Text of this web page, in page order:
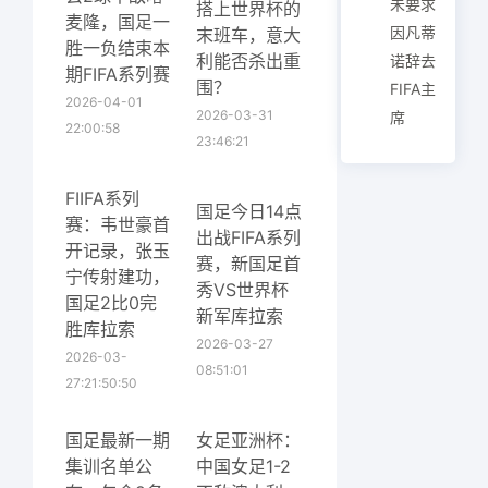
麦隆，国足一
胜一负结束本
期FIFA系列赛
2026-04-01
22:00:58
搭上世界杯的
末班车，意大
利能否杀出重
围？
2026-03-31
23:46:21
FIIFA系列
赛：韦世豪首
开记录，张玉
宁传射建功，
国足2比0完
胜库拉索
2026-03-
27:21:50:50
国足今日14点
出战FIFA系列
赛，新国足首
秀VS世界杯
新军库拉索
2026-03-27
08:51:01
国足最新一期
集训名单公
女足亚洲杯：
中国女足1-2
未要求
因凡蒂
诺辞去
FIFA主
席